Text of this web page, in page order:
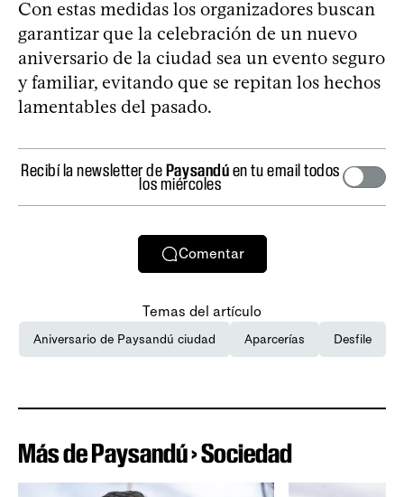
Con estas medidas los organizadores buscan
garantizar que la celebración de un nuevo
aniversario de la ciudad sea un evento seguro
y familiar, evitando que se repitan los hechos
lamentables del pasado.
Recibí la newsletter dePaysandúen tu email todos
los miércoles
Comentar
Temas del artículo
Aniversario de Paysandú ciudad Aparcerías Desfile
Más de Paysandú › Sociedad